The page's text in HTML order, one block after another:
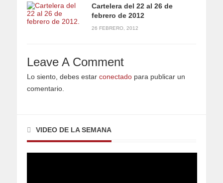
Cartelera del 22 al 26 de
febrero de 2012
26 FEBRERO, 2012
Leave A Comment
Lo siento, debes estar conectado para publicar un
comentario.
VIDEO DE LA SEMANA